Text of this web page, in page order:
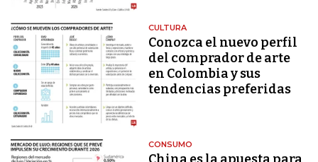
CULTURA
Conozca el nuevo perfil
del comprador de arte
en Colombia y sus
tendencias preferidas
CONSUMO